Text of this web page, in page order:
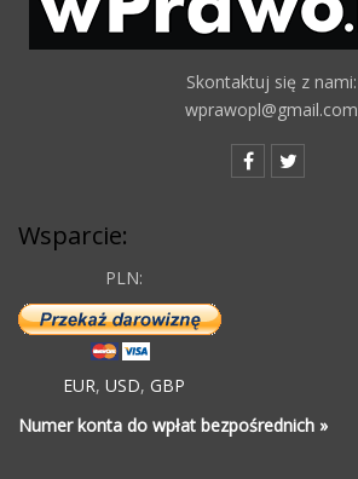
Skontaktuj się z nami:
wprawopl@gmail.com
Wsparcie:
PLN:
EUR, USD, GBP
Numer konta do wpłat bezpośrednich »